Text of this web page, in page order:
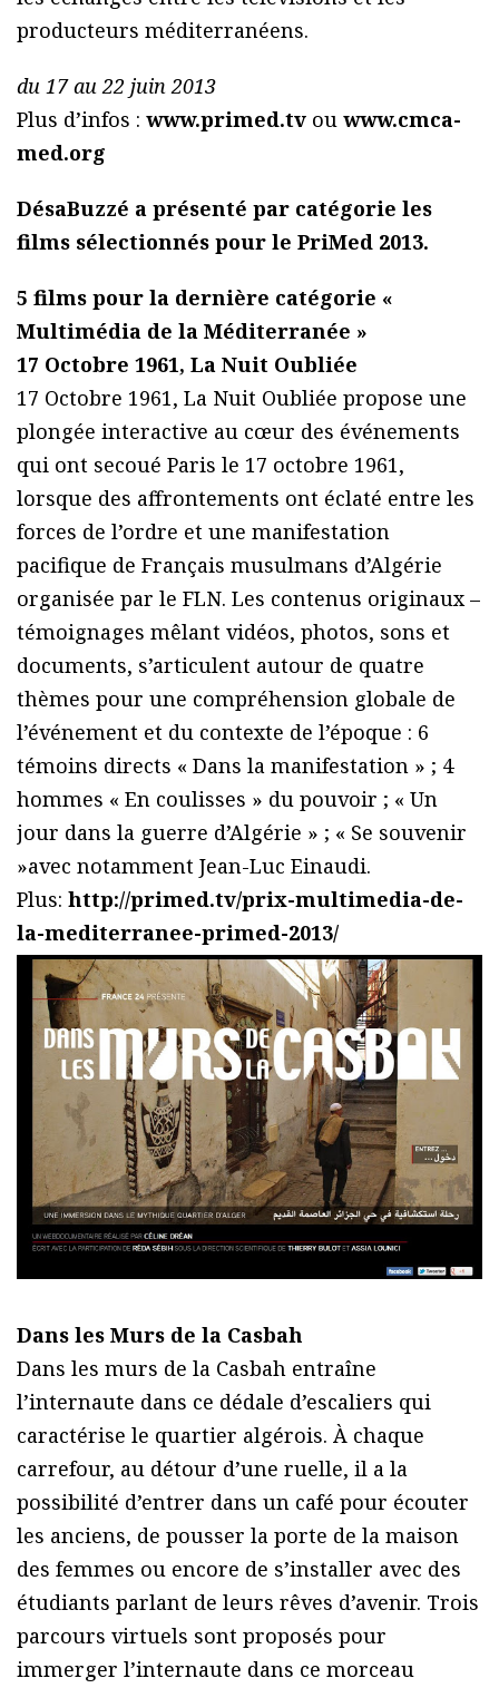
producteurs méditerranéens.
du 17 au 22 juin 2013
Plus d’infos : www.primed.tv ou www.cmca-
med.org
DésaBuzzé a présenté par catégorie les
films sélectionnés pour le PriMed 2013.
5 films pour la dernière catégorie «
Multimédia de la Méditerranée »
17 Octobre 1961, La Nuit Oubliée
17 Octobre 1961, La Nuit Oubliée propose une
plongée interactive au cœur des événements
qui ont secoué Paris le 17 octobre 1961,
lorsque des affrontements ont éclaté entre les
forces de l’ordre et une manifestation
pacifique de Français musulmans d’Algérie
organisée par le FLN. Les contenus originaux –
témoignages mêlant vidéos, photos, sons et
documents, s’articulent autour de quatre
thèmes pour une compréhension globale de
l’événement et du contexte de l’époque : 6
témoins directs « Dans la manifestation » ; 4
hommes « En coulisses » du pouvoir ; « Un
jour dans la guerre d’Algérie » ; « Se souvenir
»avec notamment Jean-Luc Einaudi.
Plus: http://primed.tv/prix-multimedia-de-
la-mediterranee-primed-2013/
Dans les Murs de la Casbah
Dans les murs de la Casbah entraîne
l’internaute dans ce dédale d’escaliers qui
caractérise le quartier algérois. À chaque
carrefour, au détour d’une ruelle, il a la
possibilité d’entrer dans un café pour écouter
les anciens, de pousser la porte de la maison
des femmes ou encore de s’installer avec des
étudiants parlant de leurs rêves d’avenir. Trois
parcours virtuels sont proposés pour
immerger l’internaute dans ce morceau